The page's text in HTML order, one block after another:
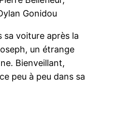
Gonidou
sa voiture après la
un étrange
Bienveillant,
peu à peu dans sa